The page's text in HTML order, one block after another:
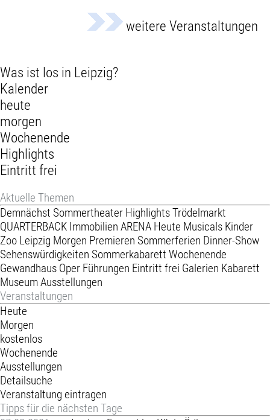
weitere Veranstaltungen
Was ist los in Leipzig?
Kalender
heute
morgen
Wochenende
Highlights
Eintritt frei
Aktuelle Themen
Demnächst Sommertheater HighlightsTrödelmarkt
QUARTERBACK Immobilien ARENA Heute Musicals Kinder
Zoo Leipzig Morgen Premieren Sommerferien Dinner-Show
Sehenswürdigkeiten Sommerkabarett Wochenende
Gewandhaus Oper Führungen Eintritt frei Galerien Kabarett
MuseumAusstellungen
Veranstaltungen
Heute
Morgen
kostenlos
Wochenende
Ausstellungen
Detailsuche
Veranstaltung eintragen
Tipps für die nächsten Tage